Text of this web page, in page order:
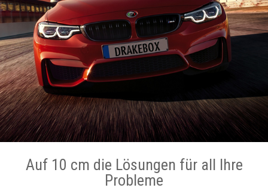
Auf 10 cm die Lösungen für all Ihre
Probleme